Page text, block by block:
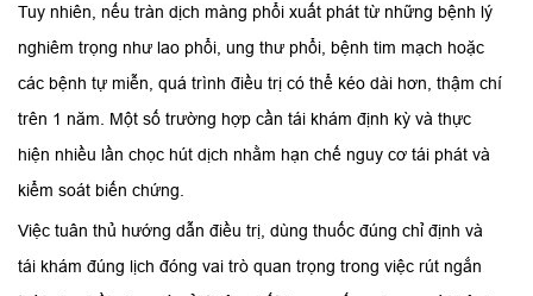
Tuy nhiên, nếu tràn dịch màng phổi xuất phát từ những bệnh lý
nghiêm trọng như lao phổi, ung thư phổi, bệnh tim mạch hoặc
các bệnh tự miễn, quá trình điều trị có thể kéo dài hơn, thậm chí
trên 1 năm. Một số trường hợp cần tái khám định kỳ và thực
hiện nhiều lần chọc hút dịch nhằm hạn chế nguy cơ tái phát và
kiểm soát biến chứng.
Việc tuân thủ hướng dẫn điều trị, dùng thuốc đúng chỉ định và
tái khám đúng lịch đóng vai trò quan trọng trong việc rút ngắn